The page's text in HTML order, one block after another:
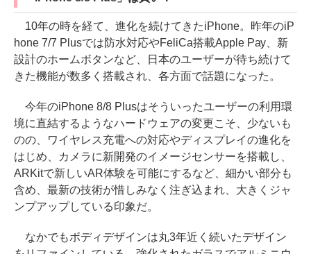
10年の時を経て、進化を続けてきたiPhone。昨年のiP
hone 7/7 Plusでは防水対応やFeliCa搭載Apple Pay、新
設計のホームボタンなど、日本のユーザーが待ち続けて
きた機能が数多く搭載され、各方面で話題になった。
今年のiPhone 8/8 Plusはそういったユーザーの利用環
境に直結するようなハードウェアの変更こそ、少ないも
のの、ワイヤレス充電への対応やディスプレイの進化を
はじめ、カメラに新開発のイメージセンサーを搭載し、
ARKitで新しいAR体験を可能にするなど、細かい部分も
含め、最新の技術が惜しみなく注ぎ込まれ、大きくジャ
ンプアップしている印象だ。
なかでもボディデザインは丸3年近く続いたデザイン